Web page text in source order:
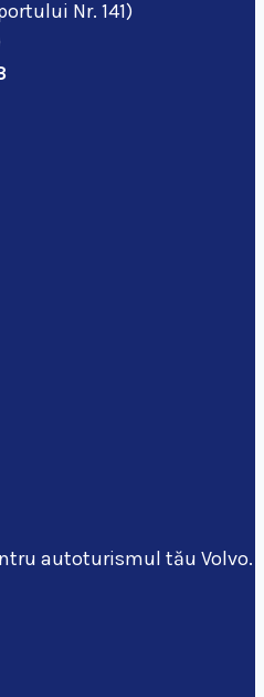
Nr. 141)
autoturismul tău Volvo.